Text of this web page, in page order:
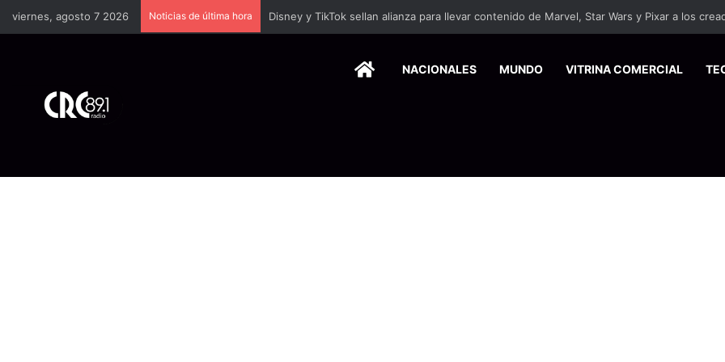
viernes, agosto 7 2026 Noticias de última hora TSE llevará a universitarios herramientas para enfrentar la desinformación en redes
HOMENACIONALES MUNDO VITRINA COMERCIAL